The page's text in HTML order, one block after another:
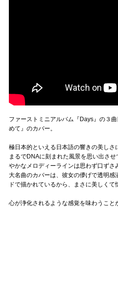
ファーストミニアルバム『Days』の３
めて』のカバー。
極日本的といえる日本語の響きの美しさ
まるでDNAに刻まれた風景を思い出さ
やかなメロディーラインは思わず口ず
大名曲のカバーは、彼女の儚げで透明
ドで描かれているから、まさに美しくて
心が浄化されるような感覚を味わうこと